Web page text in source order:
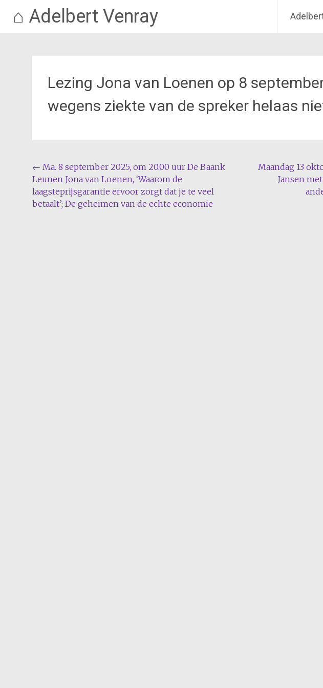
⌂ Adelbert Venray
Lezing Jona van Loenen op 8
wegens ziekte van de spreker helaas
Bericht
navigatie
← Ma. 8 september 2025, om 20.00 uur De Baank
Leunen Jona van Loenen, ‘Waarom de
laagsteprijsgarantie ervoor zorgt dat je te veel
betaalt’; De geheimen van de echte economie
Maandag 13
Jansen